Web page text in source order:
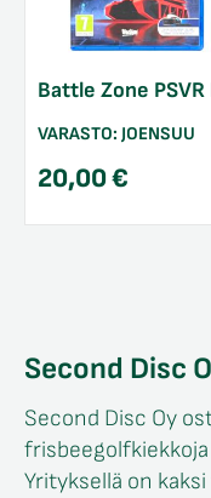
Battle Zone PSVR
VARASTO: JOENSUU
20,00€
Second Disc
Second Disc Oy
Yrityksellä on